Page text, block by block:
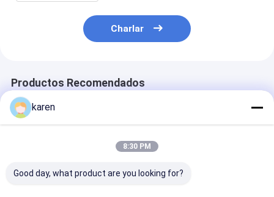
Charlar
Productos Recomendados
karen
8:30 PM
Good day, what product are you looking for?